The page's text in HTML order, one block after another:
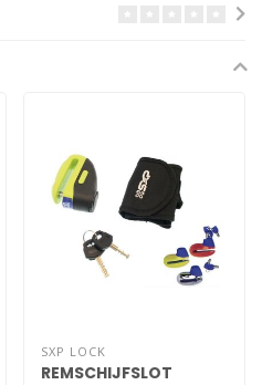
SXP LOCK
REMSCHIJFSLOT